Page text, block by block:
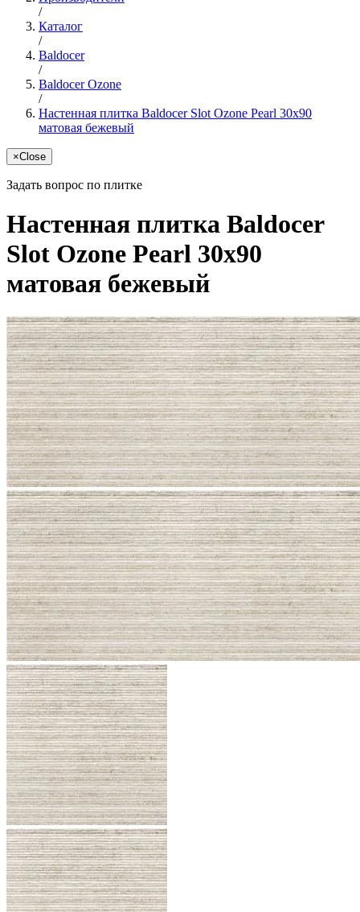
/
Каталог
/
Baldocer
/
Baldocer Ozone
/
Настенная плитка Baldocer Slot Ozone Pearl 30x90
матовая бежевый
×Close
Задать вопрос по плитке
Настенная плитка Baldocer
Slot Ozone Pearl 30x90
матовая бежевый